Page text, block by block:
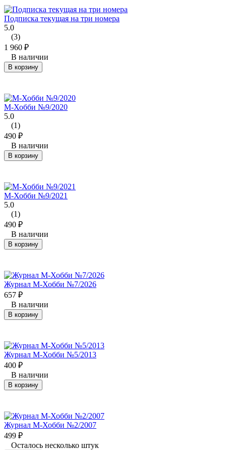
Подписка текущая на три номера
5.0
(3)
1 960 ₽
В наличии
В корзину
М-Хобби №9/2020
5.0
(1)
490 ₽
В наличии
В корзину
М-Хобби №9/2021
5.0
(1)
490 ₽
В наличии
В корзину
Журнал М-Хобби №7/2026
657 ₽
В наличии
В корзину
Журнал М-Хобби №5/2013
400 ₽
В наличии
В корзину
Журнал М-Хобби №2/2007
499 ₽
Осталось несколько штук